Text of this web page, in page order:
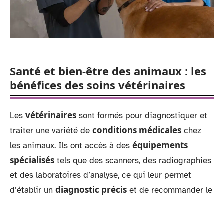
Santé et bien-être des animaux : les
bénéfices des soins vétérinaires
Les vétérinaires sont formés pour diagnostiquer et
traiter une variété de conditions médicales chez
les animaux. Ils ont accès à des équipements
spécialisés tels que des scanners, des radiographies
et des laboratoires d’analyse, ce qui leur permet
d’établir un diagnostic précis et de recommander le